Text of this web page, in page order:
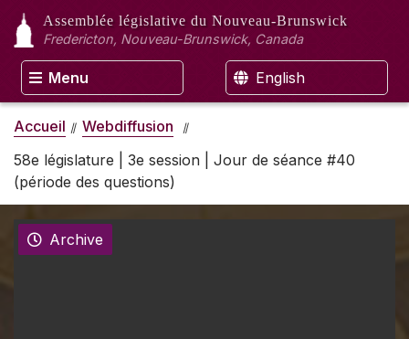
Assemblée législative du Nouveau-Brunswick
Fredericton, Nouveau-Brunswick, Canada
Menu English
Accueil
Webdiffusion
58e législature | 3e session | Jour de séance #40
(période des questions)
Archive